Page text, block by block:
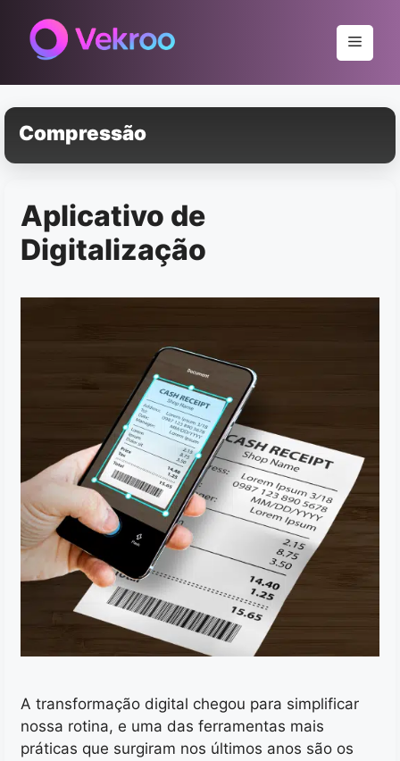
para
Menu
Compressão
Aplicativo de
Digitalização
A transformação digital chegou para simplificar
nossa rotina, e uma das ferramentas mais
práticas que surgiram nos últimos anos são os